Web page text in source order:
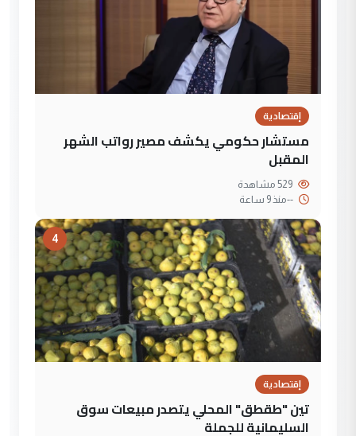
إقتصادية
مستشار حكومي يكشف مصير رواتب الشهر
المقبل
--منذ 9 ساعة
4
إقتصادية
تين "طقطق" المحلي يتصدر مبيعات سوق
السليمانية للجملة